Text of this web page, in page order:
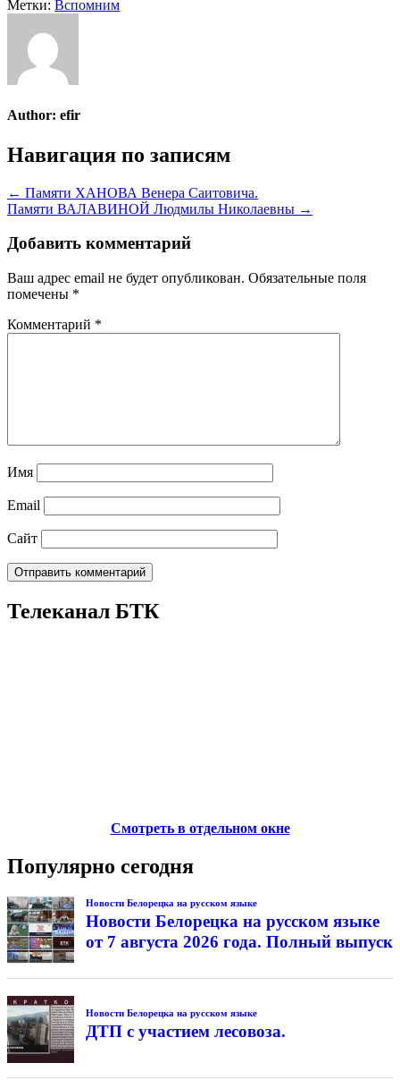
Метки: Вспомним
Author: efir
Навигация по записям
← Памяти ХАНОВА Венера Саитовича.
Памяти ВАЛАВИНОЙ Людмилы Николаевны →
Добавить комментарий
Ваш адрес email не будет опубликован. Обязательные поля
помечены *
Комментарий *
Имя
Email
Сайт
Телеканал БТК
Смотреть в отдельном окне
Популярно сегодня
Новости Белорецка на русском языке
Новости Белорецка на русском языке
от 7 августа 2026 года. Полный выпуск
Новости Белорецка на русском языке
ДТП с участием лесовоза.